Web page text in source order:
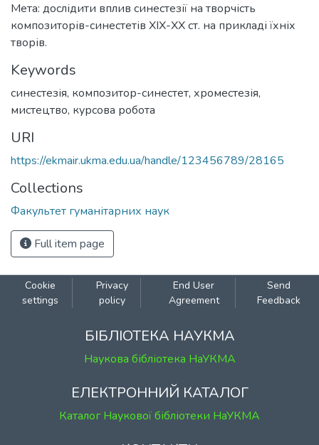
Мета: дослідити вплив синестезії на творчість
композиторів-синестетів ХІХ-ХХ ст. на прикладі їхніх
творів.
Keywords
синестезія, композитор-синестет, хроместезія,
мистецтво, курсова робота
URI
https://ekmair.ukma.edu.ua/handle/123456789/28165
Collections
Факультет гуманітарних наук
Full item page
Cookie
settings
Privacy
policy
End User
Agreement
Send
Feedback
БІБЛІОТЕКА НАУКМА
Наукова бібліотека НаУКМА
ЕЛЕКТРОННИЙ КАТАЛОГ
Каталог Наукової бібліотеки НаУКМА